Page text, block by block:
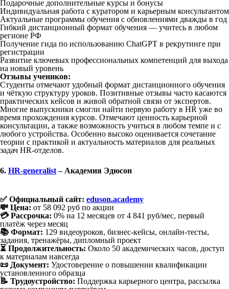
Подарочные дополнительные курсы и бонусы
Индивидуальная работа с куратором и карьерным консультантом
Актуальные программы обучения с обновлениями дважды в год
Гибкий дистанционный формат обучения — учитесь в любом
регионе РФ
Получение гида по использованию ChatGPT в рекрутинге при
регистрации
Развитие ключевых профессиональных компетенций для выхода
на новый уровень
Отзывы учеников:
Студенты отмечают удобный формат дистанционного обучения
и чёткую структуру уроков. Позитивные отзывы часто касаются
практических кейсов и живой обратной связи от экспертов.
Многие выпускники смогли найти первую работу в HR уже во
время прохождения курсов. Отмечают ценность карьерной
консультации, а также возможность учиться в любом темпе и с
любого устройства. Особенно высоко оценивается сочетание
теории с практикой и актуальность материалов для реальных
задач HR-отделов.
6. HR-generalist– Академия Эдюсон
✅ Официальный сайт: eduson.academy
💸 Цена: от 58 092 руб по акции
💳 Рассрочка: 0% на 12 месяцев от 4 841 руб/мес, первый
платёж через месяц
📚 Формат: 129 видеоуроков, бизнес-кейсы, онлайн-тесты,
задания, тренажёры, дипломный проект
⏳ Продолжительность: Около 50 академических часов, доступ
к материалам навсегда
📜 Документ: Удостоверение о повышении квалификации
установленного образца
📝 Трудоустройство: Поддержка карьерного центра, рассылка